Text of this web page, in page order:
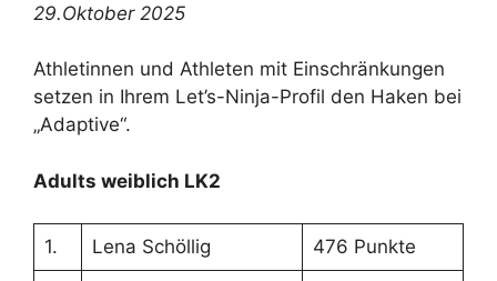
29.Oktober 2025
Athletinnen und Athleten mit Einschränkungen
setzen in Ihrem Let’s-Ninja-Profil den Haken bei
„Adaptive“.
Adults weiblich LK2
1. Lena Schöllig 476 Punkte